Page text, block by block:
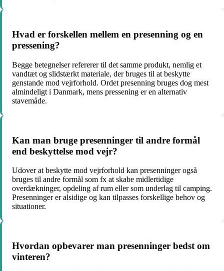
Hvad er forskellen mellem en presenning og en
pressening?
Begge betegnelser refererer til det samme produkt, nemlig et
vandtæt og slidstærkt materiale, der bruges til at beskytte
genstande mod vejrforhold. Ordet presenning bruges dog mest
almindeligt i Danmark, mens pressening er en alternativ
stavemåde.
Kan man bruge presenninger til andre formål
end beskyttelse mod vejr?
Udover at beskytte mod vejrforhold kan presenninger også
bruges til andre formål som fx at skabe midlertidige
overdækninger, opdeling af rum eller som underlag til camping.
Presenninger er alsidige og kan tilpasses forskellige behov og
situationer.
Hvordan opbevarer man presenninger bedst om
vinteren?